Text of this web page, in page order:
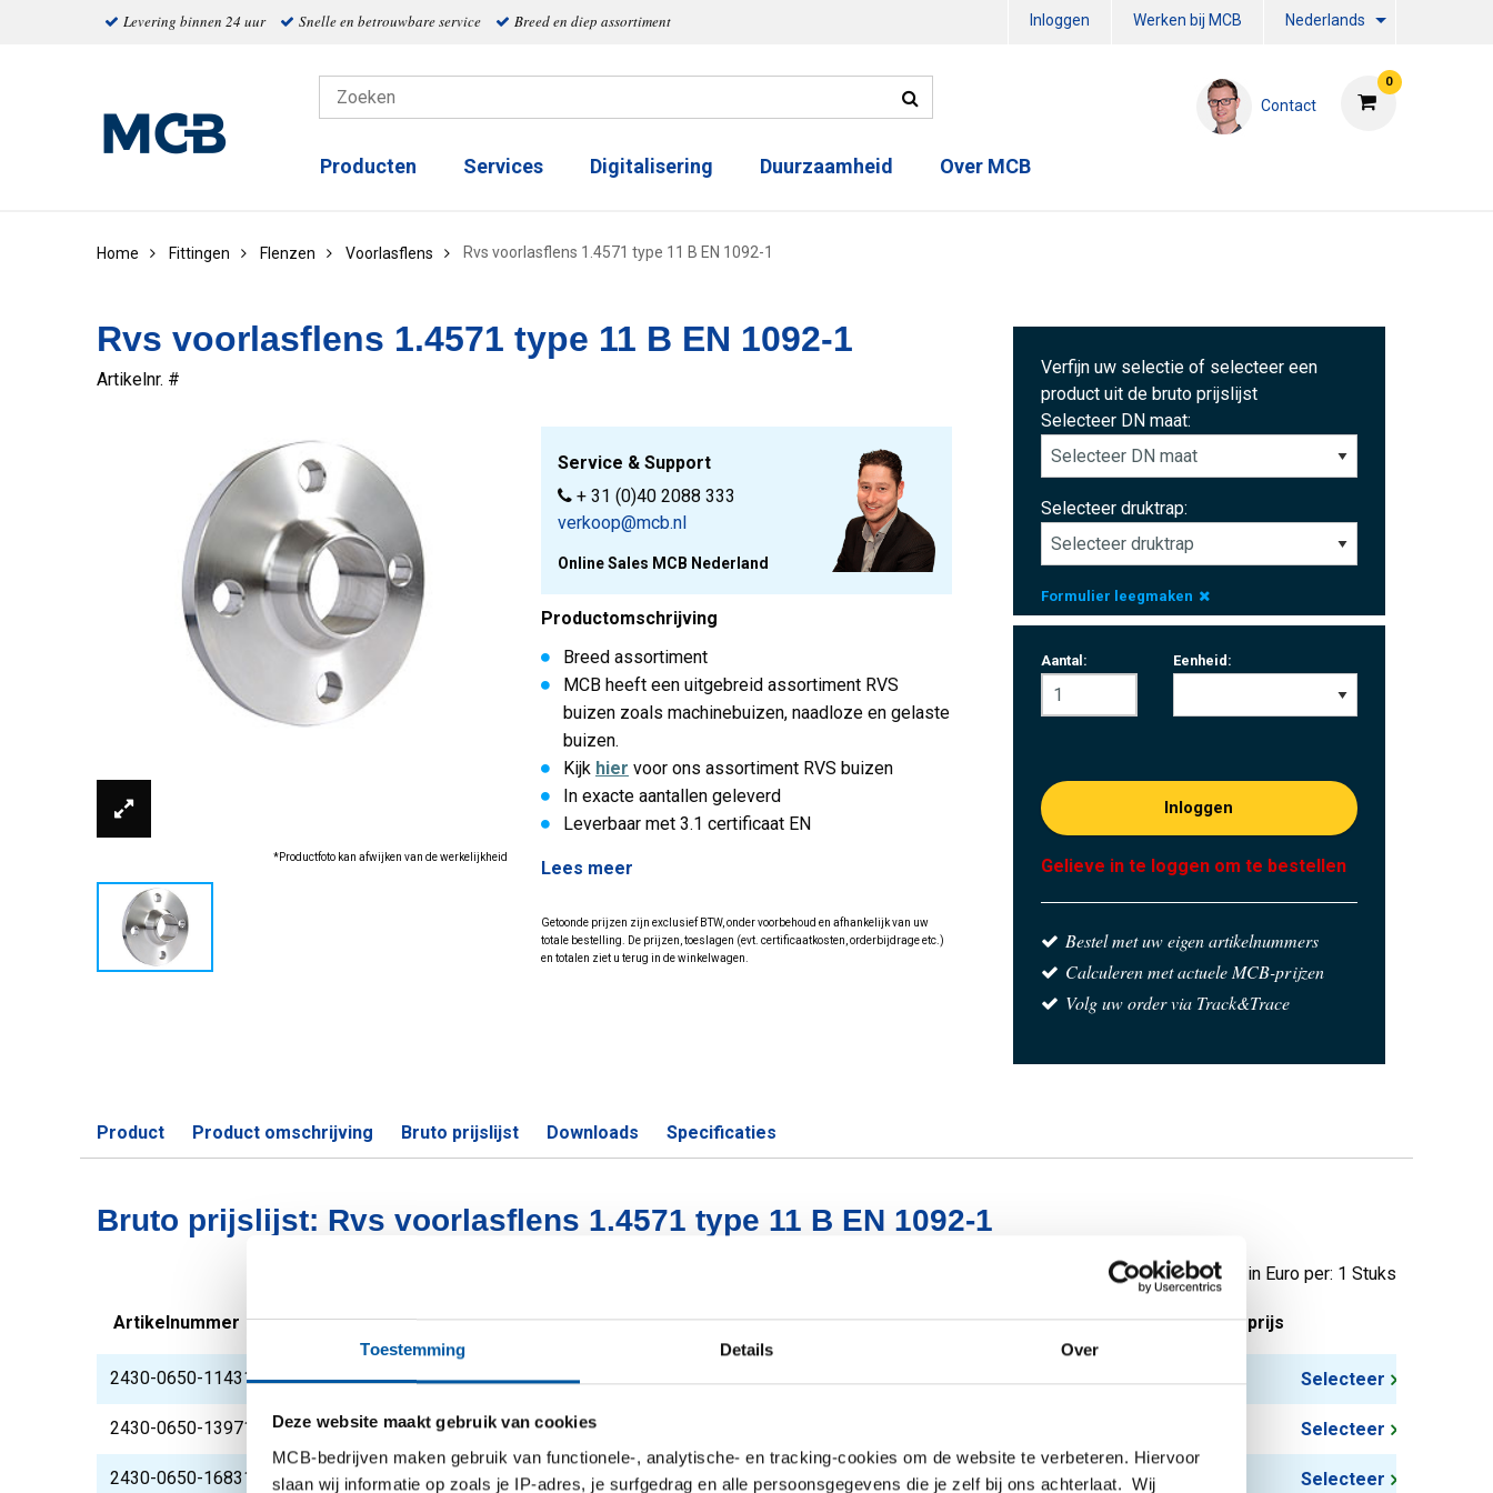
Toestemming Details Over
Deze website maakt gebruik van cookies
MCB-bedrijven maken gebruik van functionele-, analytische- en tracking-cookies om de website te verbeteren. Hiervoor
slaan wij informatie op zoals je IP-adres, je surfgedrag en alle persoonsgegevens die je zelf bij ons achterlaat. Wij
Levering binnen 24 uur Snelle en betrouwbare service Breed en diep assortiment Inloggen Werken bij MCB Nederlands
0
Contact
Producten Services Digitalisering Duurzaamheid Over MCB
Home Fittingen Flenzen Voorlasflens Rvs voorlasflens 1.4571 type 11 B EN 1092-1
Rvs voorlasflens 1.4571 type 11 B EN 1092-1
Artikelnr. #
*Productfoto kan afwijken van de werkelijkheid
Service & Support
+ 31 (0)40 2088 333
verkoop@mcb.nl
Online Sales MCB Nederland
Productomschrijving
Breed assortiment
MCB heeft een uitgebreid assortiment RVS
buizen zoals machinebuizen, naadloze en gelaste
buizen.
Kijk hier voor ons assortiment RVS buizen
In exacte aantallen geleverd
Leverbaar met 3.1 certificaat EN
Lees meer
Getoonde prijzen zijn exclusief BTW, onder voorbehoud en afhankelijk van uw
totale bestelling. De prijzen, toeslagen (evt. certificaatkosten, orderbijdrage etc.)
en totalen ziet u terug in de winkelwagen.
Verfijn uw selectie of selecteer een
product uit de bruto prijslijst
Selecteer DN maat:
Selecteer druktrap:
Formulier leegmaken
Aantal: Eenheid:
Inloggen
Gelieve in te loggen om te bestellen
Bestel met uw eigen artikelnummers
Calculeren met actuele MCB-prijzen
Volg uw order via Track&Trace
Product Product omschrijving Bruto prijslijst Downloads Specificaties
Bruto prijslijst: Rvs voorlasflens 1.4571 type 11 B EN 1092-1
Prijzen in Euro per: 1 Stuks
Artikelnummer Omschrijving Stuks gewicht in kg Bruto prijs
2430-0650-114316 Rvs voorlasflens type 11 B 1.4571 EN 1092-1 NW100/114,3 4,62 Selecteer
2430-0650-139716 Rvs voorlasflens type 11 B 1.4571 EN 1092-1 NW125/139,7 Selecteer
2430-0650-168316 Rvs voorlasflens type 11 B 1.4571 EN 1092-1 NW150/168,3 7,81 Selecteer